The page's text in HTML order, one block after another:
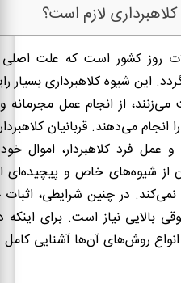
لازم است؟
روز کشور است که علت
این شیوه کلاهبرداری بسیار
از انجام عمل مجرمانه
می‌دهند. قربانیان
عمل فرد کلاهبردار، اموال
از شیوه‌های خاص و پیچیده‌ای
در چنین شرایطی، اثبات
بالایی نیاز است. برای اینکه
انواع روش‌های آن‌ها آشنایی